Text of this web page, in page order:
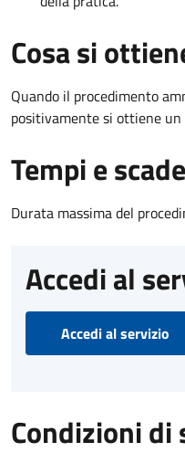
Cosa si
Quando il procedimento
positivamente si ottiene
Tempi e
Durata massima del
Accedi al
Accedi al servizio
Condizioni di